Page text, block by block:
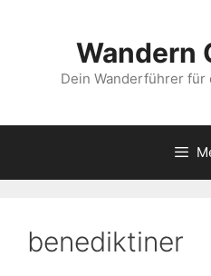
Wandern
Dein Wanderführer für
benediktiner